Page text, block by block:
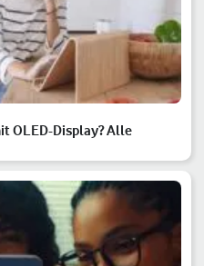
OLED-Display? Alle